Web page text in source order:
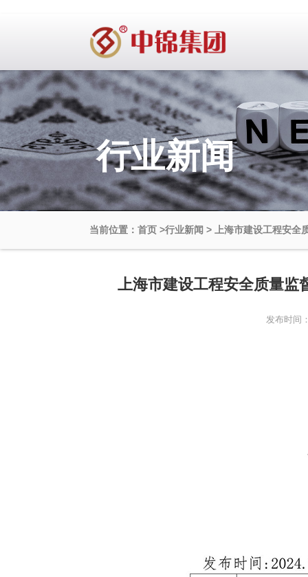
行业新闻
当前位置：首页 >行业新闻 > 上海市建设工程安全
上海市建设工程安全质量监
发布时间